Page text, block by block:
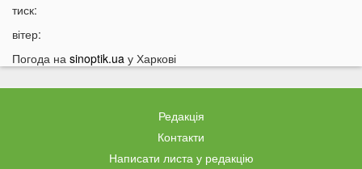
16:38
16:10
До Луцька «на щиті» повернеться 43-річний Герой
Працівники «Нової пошти» шваброю виштовхали
собаку з відділення у аномальну спеку
тиск:
вітер:
Погода на sinoptik.ua у Харкові
Редакція
Контакти
Написати листа у редакцію